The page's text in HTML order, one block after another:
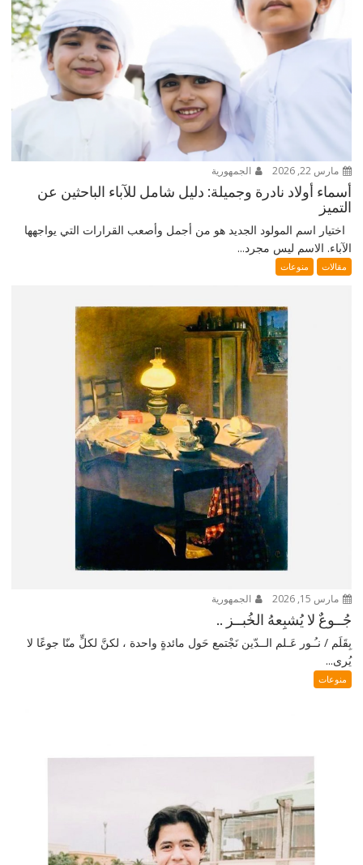
مارس 22, 2026 الجمهورية
أسماء أولاد نادرة وجميلة: دليل شامل للآباء الباحثين عن
التميز
اختيار اسم المولود الجديد هو من أجمل وأصعب القرارات التي يواجهها
الآباء. الاسم ليس مجرد...
مقالات منوعات
مارس 15, 2026 الجمهورية
جُــوعٌ لا يُشبِعهُ الخُبــز ..
بِقَلَم / نـُـور عَـلم الــدّين نَجْتمع حَول مائدةٍ واحدة ، لكنَّ لكلٍّ منّا جوعًا لا
يُرى...
منوعات